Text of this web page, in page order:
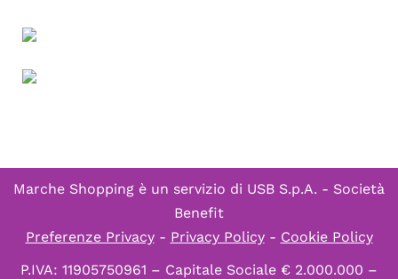
Marche Shopping è un servizio di USB S.p.A. - Società
Benefit
Preferenze Privacy- Privacy Policy- Cookie Policy
P.IVA: 11905750961 – Capitale Sociale € 2.000.000 –